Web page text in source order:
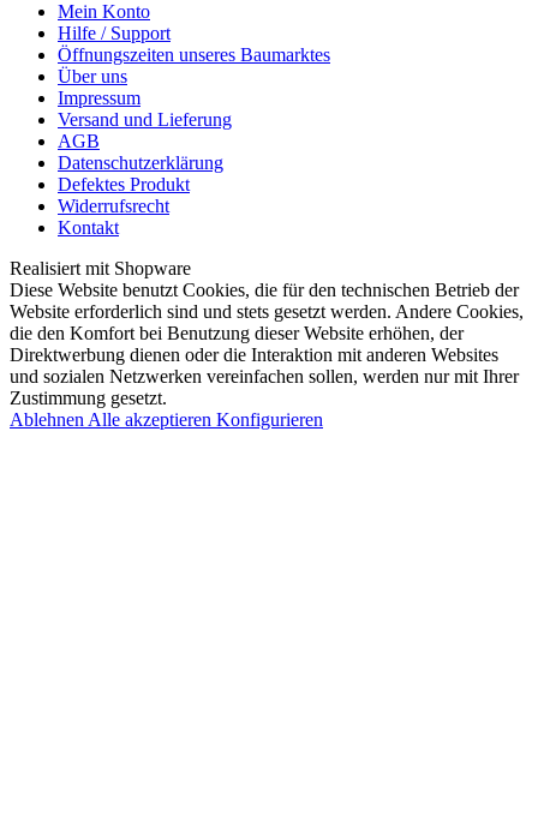
Mein Konto
Hilfe / Support
Öffnungszeiten unseres Baumarktes
Über uns
Impressum
Versand und Lieferung
AGB
Datenschutzerklärung
Defektes Produkt
Widerrufsrecht
Kontakt
Realisiert mit Shopware
Diese Website benutzt Cookies, die für den technischen Betrieb der
Website erforderlich sind und stets gesetzt werden. Andere Cookies,
die den Komfort bei Benutzung dieser Website erhöhen, der
Direktwerbung dienen oder die Interaktion mit anderen Websites
und sozialen Netzwerken vereinfachen sollen, werden nur mit Ihrer
Zustimmung gesetzt.
Ablehnen Alle akzeptieren Konfigurieren